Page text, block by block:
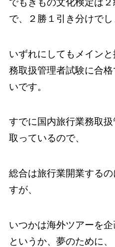
でもきもの文化検定は
で、２勝１引き分けでし
いずれにしてもメイン
務取扱管理者試験に合
いです。
すでに国内旅行業務取
取っているので、
総合は旅行業開業する
すが、
いつかは海外ツアーを
というか、夢のために、